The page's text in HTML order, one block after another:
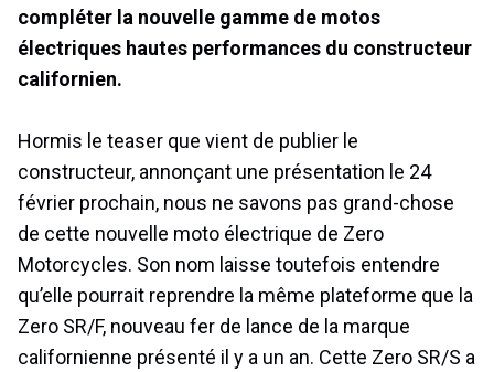
compléter la nouvelle gamme de motos
électriques hautes performances du constructeur
californien.
Hormis le teaser que vient de publier le
constructeur, annonçant une présentation le 24
février prochain, nous ne savons pas grand-chose
de cette nouvelle moto électrique de Zero
Motorcycles. Son nom laisse toutefois entendre
qu’elle pourrait reprendre la même plateforme que la
Zero SR/F, nouveau fer de lance de la marque
californienne présenté il y a un an. Cette Zero SR/S a